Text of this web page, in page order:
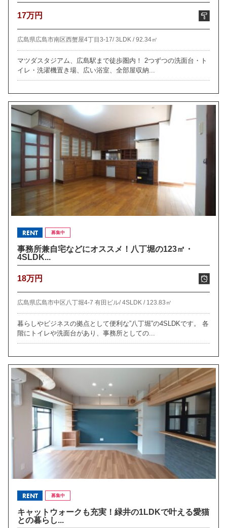
17万円
広島県広島市南区西蟹屋4丁目3-17/3LDK /92.34㎡
マツダスタジアム、広島駅まで徒歩圏内！ 2つずつの洗面台・ト
イレ・洗濯機置き場、広い浴室、全部屋収納...
RENT 募集中
事務所兼自宅などにオススメ！八丁堀の123㎡・
4SLDK...
18万円
広島県広島市中区八丁堀4-7 有田ビル/4SLDK / 123.83㎡
暮らしやビジネスの拠点として便利な”八丁堀”の4SLDKです。 各
階にトイレや洗面台があり、事務所としての...
RENT 募集中
キャットウォークも充実！緑井の1LDKで叶える愛猫
との暮らし...